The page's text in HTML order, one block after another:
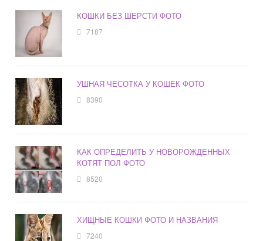
КОШКИ БЕЗ ШЕРСТИ ФОТО
7187
УШНАЯ ЧЕСОТКА У КОШЕК ФОТО
8390
КАК ОПРЕДЕЛИТЬ У НОВОРОЖДЕННЫХ
КОТЯТ ПОЛ ФОТО
8520
ХИЩНЫЕ КОШКИ ФОТО И НАЗВАНИЯ
7240